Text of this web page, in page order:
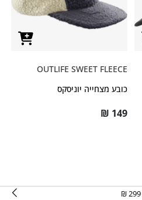
OUTLIFE SWEET FLEECE
כובע מצחייה יוניסקס
₪ 149